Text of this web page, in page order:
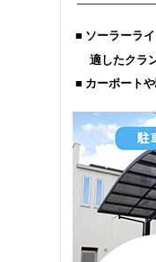
■ ソーラーラ
適したクラ
■ カーポート